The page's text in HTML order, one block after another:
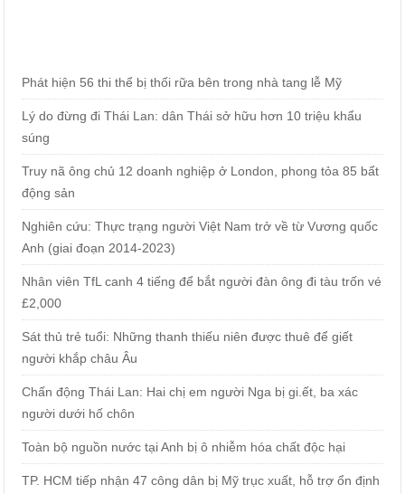
Phát hiện 56 thi thể bị thối rữa bên trong nhà tang lễ Mỹ
Lý do đừng đi Thái Lan: dân Thái sở hữu hơn 10 triệu khẩu
súng
Truy nã ông chủ 12 doanh nghiệp ở London, phong tỏa 85 bất
động sản
Nghiên cứu: Thực trạng người Việt Nam trở về từ Vương quốc
Anh (giai đoạn 2014-2023)
Nhân viên TfL canh 4 tiếng để bắt người đàn ông đi tàu trốn vé
£2,000
Sát thủ trẻ tuổi: Những thanh thiếu niên được thuê để giết
người khắp châu Âu
Chấn động Thái Lan: Hai chị em người Nga bị gi.ết, ba xác
người dưới hố chôn
Toàn bộ nguồn nước tại Anh bị ô nhiễm hóa chất độc hại
TP. HCM tiếp nhận 47 công dân bị Mỹ trục xuất, hỗ trợ ổn định